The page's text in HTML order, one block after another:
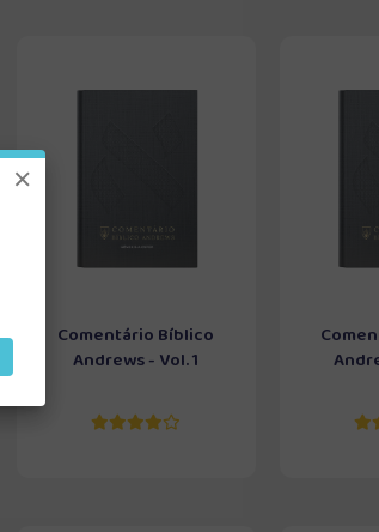
Comentário Bíblico
Andrews - Vol. 1
×